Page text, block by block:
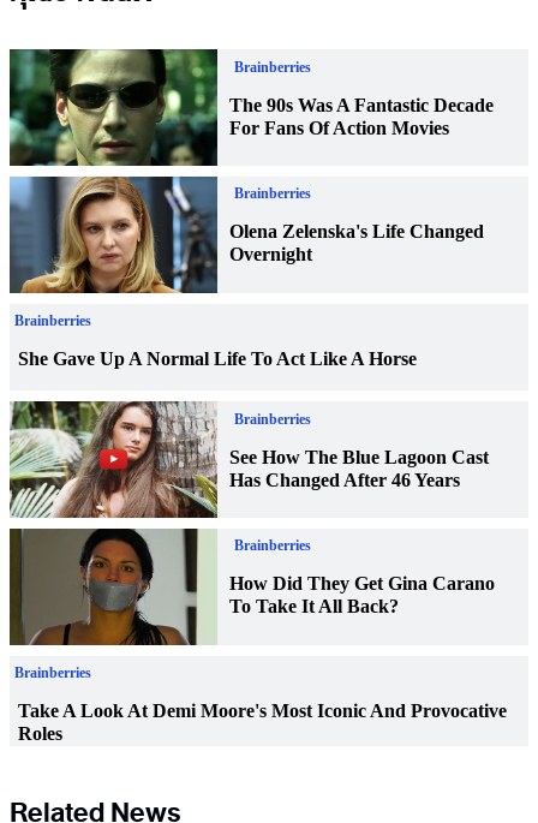
Related News